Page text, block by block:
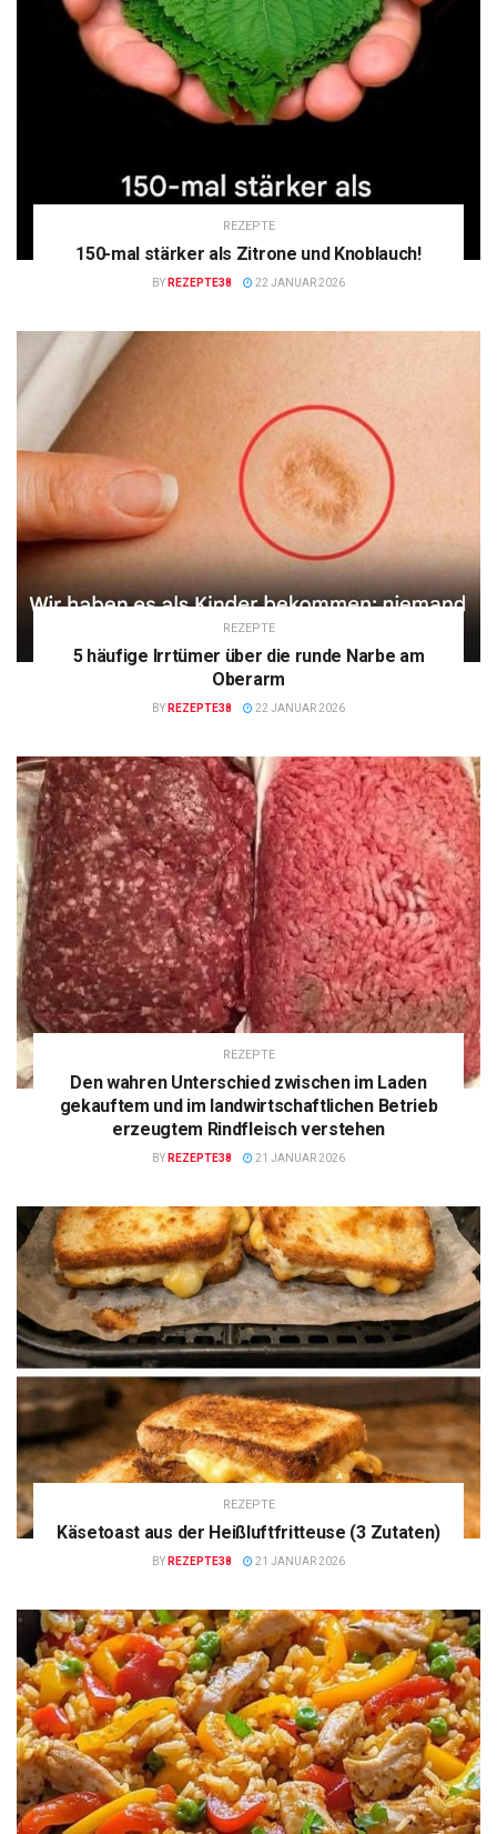
REZEPTE
150-mal stärker als Zitrone und Knoblauch!
BY REZEPTE38 22 JANUAR 2026
REZEPTE
5 häufige Irrtümer über die runde Narbe am
Oberarm
BY REZEPTE38 22 JANUAR 2026
REZEPTE
Den wahren Unterschied zwischen im Laden
gekauftem und im landwirtschaftlichen Betrieb
erzeugtem Rindfleisch verstehen
BY REZEPTE38 21 JANUAR 2026
REZEPTE
Käsetoast aus der Heißluftfritteuse (3 Zutaten)
BY REZEPTE38 21 JANUAR 2026